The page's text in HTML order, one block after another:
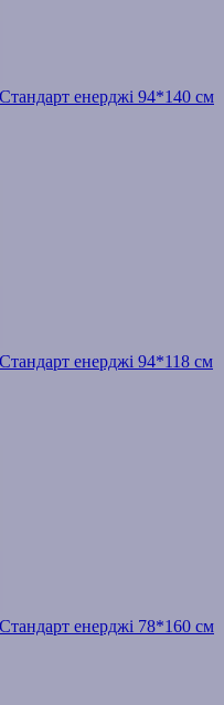
енерджі 94*140 см
енерджі 94*118 см
енерджі 78*160 см